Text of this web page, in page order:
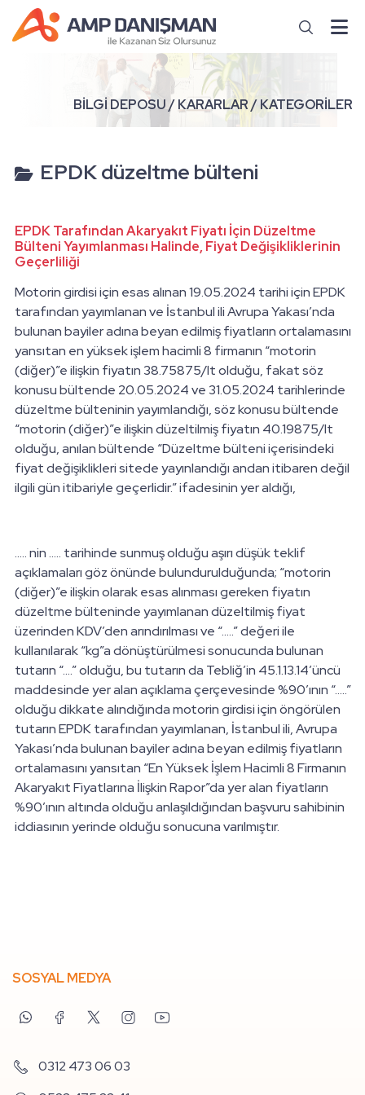
BİLGİ DEPOSU / KARARLAR / KATEGORİLER
EPDK düzeltme bülteni
EPDK Tarafından Akaryakıt Fiyatı İçin Düzeltme
Bülteni Yayımlanması Halinde, Fiyat Değişikliklerinin
Geçerliliği
Motorin girdisi için esas alınan 19.05.2024 tarihi için EPDK
tarafından yayımlanan ve İstanbul ili Avrupa Yakası’nda
bulunan bayiler adına beyan edilmiş fiyatların ortalamasını
yansıtan en yüksek işlem hacimli 8 firmanın “motorin
(diğer)”e ilişkin fiyatın 38.75875/lt olduğu, fakat söz
konusu bültende 20.05.2024 ve 31.05.2024 tarihlerinde
düzeltme bülteninin yayımlandığı, söz konusu bültende
“motorin (diğer)”e ilişkin düzeltilmiş fiyatın 40.19875/lt
olduğu, anılan bültende “Düzeltme bülteni içerisindeki
fiyat değişiklikleri sitede yayınlandığı andan itibaren değil
ilgili gün itibariyle geçerlidir.” ifadesinin yer aldığı,
..... nin ..... tarihinde sunmuş olduğu aşırı düşük teklif
açıklamaları göz önünde bulundurulduğunda; “motorin
(diğer)”e ilişkin olarak esas alınması gereken fiyatın
düzeltme bülteninde yayımlanan düzeltilmiş fiyat
üzerinden KDV’den arındırılması ve “.....” değeri ile
kullanılarak “kg”a dönüştürülmesi sonucunda bulunan
tutarın “....” olduğu, bu tutarın da Tebliğ’in 45.1.13.14’üncü
maddesinde yer alan açıklama çerçevesinde %90’ının “.....”
olduğu dikkate alındığında motorin girdisi için öngörülen
tutarın EPDK tarafından yayımlanan, İstanbul ili, Avrupa
Yakası’nda bulunan bayiler adına beyan edilmiş fiyatların
ortalamasını yansıtan “En Yüksek İşlem Hacimli 8 Firmanın
Akaryakıt Fiyatlarına İlişkin Rapor”da yer alan fiyatların
%90’ının altında olduğu anlaşıldığından başvuru sahibinin
iddiasının yerinde olduğu sonucuna varılmıştır.
SOSYAL MEDYA
0312 473 06 03